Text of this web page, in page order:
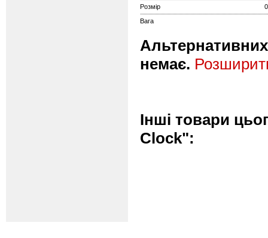
Розмір
Вага
Альтернативних
немає.
Інші товари
Clock":